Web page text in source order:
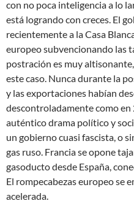
con no poca inteligencia a lo
está logrando con creces. El
recientemente a la Casa
europeo subvencionando las
postración es muy
este caso. Nunca durante la
y las exportaciones habían
descontroladamente como en
auténtico drama político y
un gobierno cuasi fascista, o
gas ruso. Francia se opone
gasoducto desde España,
El rompecabezas europeo se
acelerada.